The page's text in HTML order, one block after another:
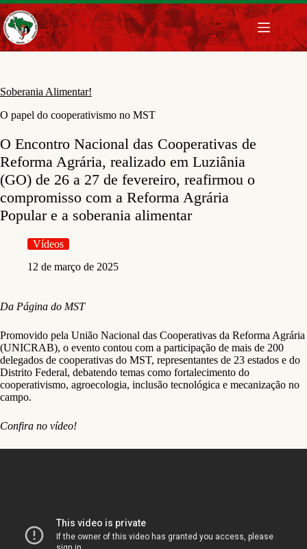
Pular
para
o
conteúdo
Soberania Alimentar!
O papel do cooperativismo no MST
O Encontro Nacional das Cooperativas de
Reforma Agrária, realizado em Luziânia
(GO) de 26 a 27 de fevereiro, reafirmou o
compromisso com a Reforma Agrária
Popular e a soberania alimentar
Vídeos
12 de março de 2025
Da Página do MST
Promovido pela União Nacional das Cooperativas da Reforma Agrária
(UNICRAB), o evento contou com a participação de mais de 200
delegados de cooperativas do MST, representantes de 23 estados e do
Distrito Federal, debatendo temas como fortalecimento do
cooperativismo, agroecologia, inclusão tecnológica e mecanização no
campo.
Confira no vídeo!